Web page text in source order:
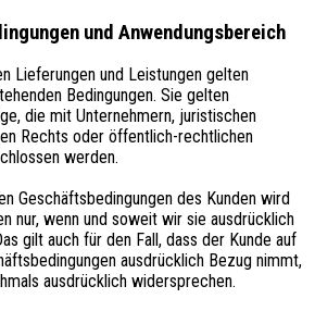
und Anwendungsbereich
Lieferungen und Leistungen gelten
Bedingungen. Sie gelten
die mit Unternehmern, juristischen
Rechts oder öffentlich-rechtlichen
werden.
Geschäftsbedingungen des Kunden wird
nur, wenn und soweit wir sie ausdrücklich
gilt auch für den Fall, dass der Kunde auf
ausdrücklich Bezug nimmt,
ausdrücklich widersprechen.